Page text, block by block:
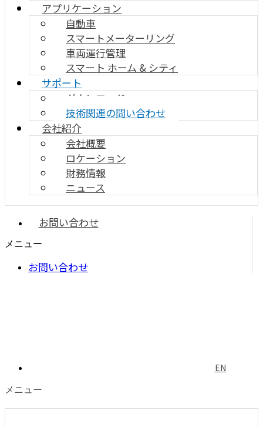
アプリケーション
自動車
スマートメーターリング
車両運行管理
スマート ホーム & シティ
サポート
ダウンロード
技術関連の問い合わせ
会社紹介
会社概要
ロケーション
財務情報
ニュース
お問い合わせ
メニュー
お問い合わせ
EN
メニュー